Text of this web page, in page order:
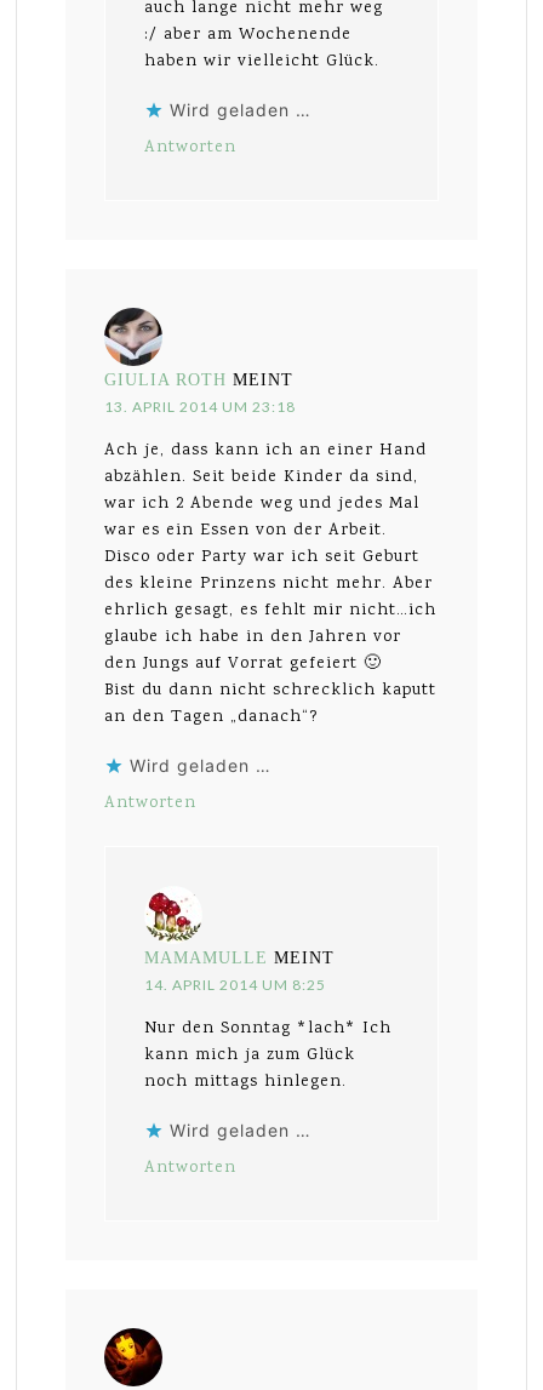
auch lange nicht mehr weg
:/ aber am Wochenende
haben wir vielleicht Glück.
Wird geladen …
Antworten
GIULIA ROTH MEINT
13. APRIL 2014 UM 23:18
Ach je, dass kann ich an einer Hand
abzählen. Seit beide Kinder da sind,
war ich 2 Abende weg und jedes Mal
war es ein Essen von der Arbeit.
Disco oder Party war ich seit Geburt
des kleine Prinzens nicht mehr. Aber
ehrlich gesagt, es fehlt mir nicht…ich
glaube ich habe in den Jahren vor
den Jungs auf Vorrat gefeiert 🙂
Bist du dann nicht schrecklich kaputt
an den Tagen „danach“?
Wird geladen …
Antworten
MAMAMULLE MEINT
14. APRIL 2014 UM 8:25
Nur den Sonntag *lach* Ich
kann mich ja zum Glück
noch mittags hinlegen.
Wird geladen …
Antworten